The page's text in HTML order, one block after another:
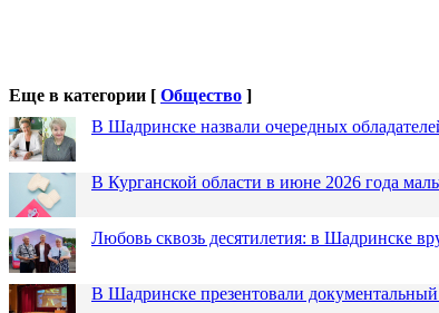
Еще в категории [ Общество ]
В Шадринске назвали очередных
В Курганской области в июне 2026 года
Любовь сквозь десятилетия: в Шадринске
В Шадринске презентовали